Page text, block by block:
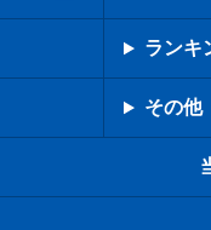
ランキ
その他